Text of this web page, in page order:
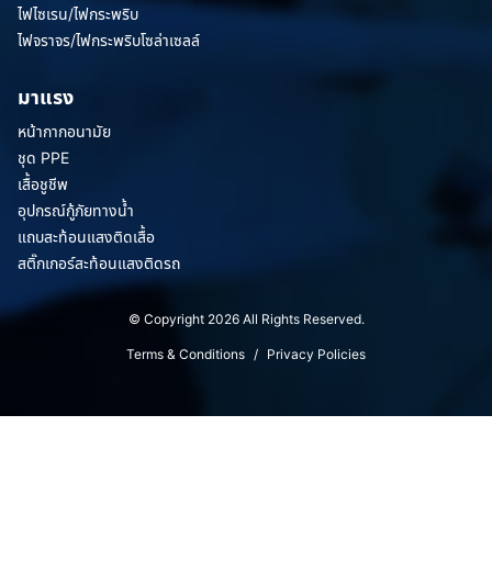
ไฟไซเรน/ไฟกระพริบ
ไฟจราจร/ไฟกระพริบโซล่าเซลล์
มาแรง
หน้ากากอนามัย
ชุด PPE
เสื้อชูชีพ
อุปกรณ์กู้ภัยทางน้ำ
แถบสะท้อนแสงติดเสื้อ
สติ๊กเกอร์สะท้อนแสงติดรถ
© Copyright 2026 All Rights Reserved.
Terms & Conditions / Privacy Policies